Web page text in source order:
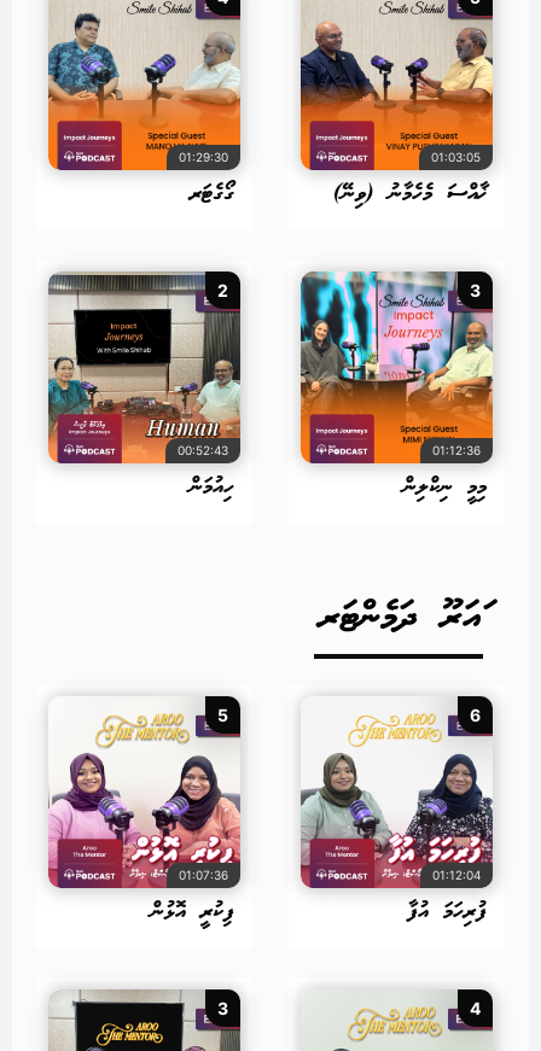
01:03:05
ޚާއްސަ މެހެމާނު (ވިނޭ)
01:29:30
ގޯގެޓަރ
3
01:12:36
މިމީ ނިކްލިން
2
00:52:43
ހިއުމަން
ައަރޫ ދަމެންޓަރ
6
01:12:04
ފުރިހަމަ އުފާ
5
01:07:36
ފިކުރީ އޮޅުން
4
3